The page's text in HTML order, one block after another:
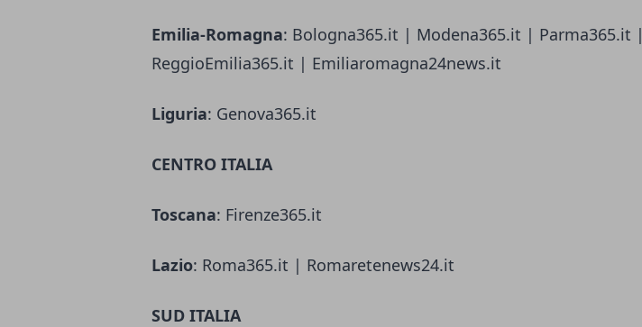
Emilia-Romagna: Bologna365.it | Modena365.it | Parma365.it |
ReggioEmilia365.it | Emiliaromagna24news.it
Liguria: Genova365.it
CENTRO ITALIA
Toscana: Firenze365.it
Lazio: Roma365.it | Romaretenews24.it
SUD ITALIA